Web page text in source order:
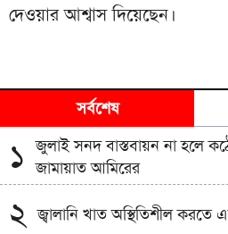
দেওয়ার আশ্বাস দিয়েছেন।
সর্বশেষ
১ জুলাই সনদ বাস্তবায়ন না হলে
জামায়াত আমিরের
২ জ্বালানি খাত অস্থিতিশীল করতে